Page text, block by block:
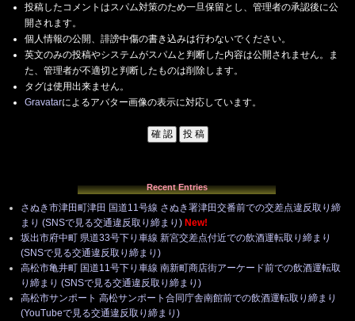
投稿したコメントはスパム対策のため一旦保留とし、管理者の承認後に公
開されます。
個人情報の公開、誹謗中傷の書き込みは行わないでください。
英文のみの投稿やシステムがスパムと判断した内容は公開されません。ま
た、管理者が不適切と判断したものは削除します。
タグは使用出来ません。
Gravatarによるアバター画像の表示に対応しています。
Recent Entries
さぬき市津田町津田 国道11号線 さぬき署津田交番前での交差点違反取り締
まり (SNSで見る交通違反取り締まり) New!
坂出市府中町 県道33号下り車線 新宮交差点付近での飲酒運転取り締まり
(SNSで見る交通違反取り締まり)
高松市亀井町 国道11号下り車線 南新町商店街アーケード前での飲酒運転取
り締まり (SNSで見る交通違反取り締まり)
高松市サンポート 高松サンポート合同庁舎南館前での飲酒運転取り締まり
(YouTubeで見る交通違反取り締まり)